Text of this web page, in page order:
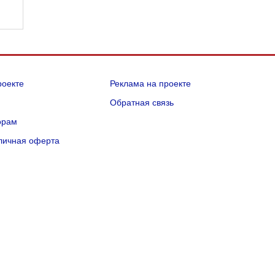
оферта
Реклама на проекте
Обратная связь